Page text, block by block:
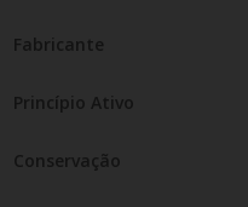
Fabricante
Princípio Ativo
Conservação